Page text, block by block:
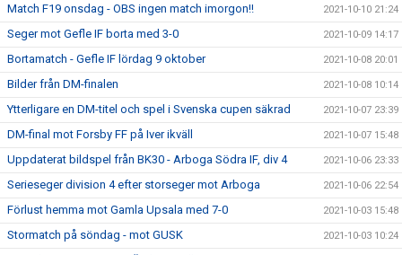
Match F19 onsdag - OBS ingen match imorgon!! 2021-10-10 21:24
Seger mot Gefle IF borta med 3-0 2021-10-09 14:17
Bortamatch - Gefle IF lördag 9 oktober 2021-10-08 20:01
Bilder från DM-finalen 2021-10-08 10:14
Ytterligare en DM-titel och spel i Svenska cupen säkrad 2021-10-07 23:39
DM-final mot Forsby FF på Iver ikväll 2021-10-07 15:48
Uppdaterat bildspel från BK30 - Arboga Södra IF, div 4 2021-10-06 23:33
Serieseger division 4 efter storseger mot Arboga 2021-10-06 22:54
Förlust hemma mot Gamla Upsala med 7-0 2021-10-03 15:48
Stormatch på söndag - mot GUSK 2021-10-03 10:24